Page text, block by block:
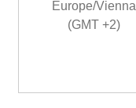
Europe/Vienna
(GMT +2)